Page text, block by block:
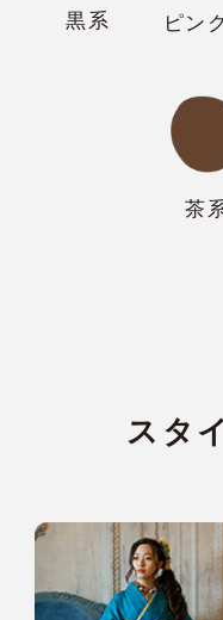
黒系 ピン
茶
スタ